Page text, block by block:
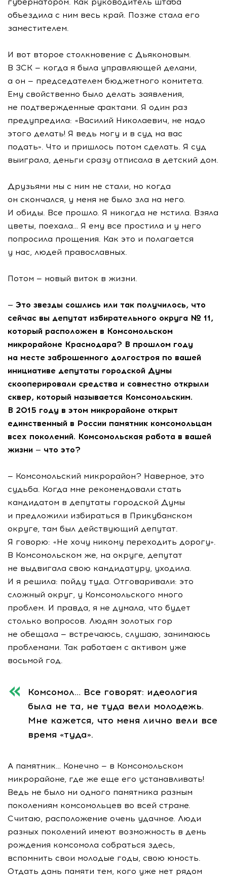
объездила с ним весь край. Позже стала его
заместителем.
И вот второе столкновение с Дьяконовым.
В ЗСК — когда я была управляющей делами,
а он — председателем бюджетного комитета.
Ему свойственно было делать заявления,
не подтвержденные фактами. Я один раз
предупредила: «Василий Николаевич, не надо
этого делать! Я ведь могу и в суд на вас
подать». Что и пришлось потом сделать. Я суд
выиграла, деньги сразу отписала в детский дом.
Друзьями мы с ним не стали, но когда
он скончался, у меня не было зла на него.
И обиды. Все прошло. Я никогда не мстила. Взяла
цветы, поехала… Я ему все простила и у него
попросила прощения. Как это и полагается
у нас, людей православных.
Потом — новый виток в жизни.
— Это звезды сошлись или так получилось, что
сейчас вы депутат избирательного округа № 11,
который расположен в Комсомольском
микрорайоне Краснодара? В прошлом году
на месте заброшенного долгостроя по вашей
инициативе депутаты городской Думы
скооперировали средства и совместно открыли
сквер, который называется Комсомольским.
В 2015 году в этом микрорайоне открыт
единственный в России памятник комсомольцам
всех поколений. Комсомольская работа в вашей
жизни — что это?
— Комсомольский микрорайон? Наверное, это
судьба. Когда мне рекомендовали стать
кандидатом в депутаты городской Думы
и предложили избираться в Прикубанском
округе, там был действующий депутат.
Я говорю: «Не хочу никому переходить дорогу».
В Комсомольском же, на округе, депутат
не выдвигала свою кандидатуру, уходила.
И я решила: пойду туда. Отговаривали: это
сложный округ, у Комсомольского много
проблем. И правда, я не думала, что будет
столько вопросов. Людям золотых гор
не обещала — встречаюсь, слушаю, занимаюсь
проблемами. Так работаем с активом уже
восьмой год.
Комсомол… Все говорят: идеология
была не та, не туда вели молодежь.
Мне кажется, что меня лично вели все
время «туда».
А памятник… Конечно — в Комсомольском
микрорайоне, где же еще его устанавливать!
Ведь не было ни одного памятника разным
поколениям комсомольцев во всей стране.
Считаю, расположение очень удачное. Люди
разных поколений имеют возможность в день
рождения комсомола собраться здесь,
вспомнить свои молодые годы, свою юность.
Отдать дань памяти тем, кого уже нет рядом